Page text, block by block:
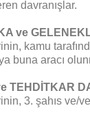
davranışlar.
ve
kamu
buna aracı
TEHDİTKAR
3. şahıs ve/